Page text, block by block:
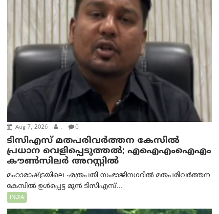
Aug 7, 2026 . 0
ടിസിഎസ് മതപരിവർത്തന കേസിൽ
പ്രധാന വെളിപ്പെടുത്തൽ; എഐഎംഐഎം
കൗൺസിലർ അറസ്റ്റിൽ
മഹാരാഷ്ട്രയിലെ ഛത്രപതി സംഭാജിനഗറിൽ മതപരിവർത്തന
കേസിൽ ഉൾപ്പെട്ട മുൻ ടിസിഎസ്...
INDIA